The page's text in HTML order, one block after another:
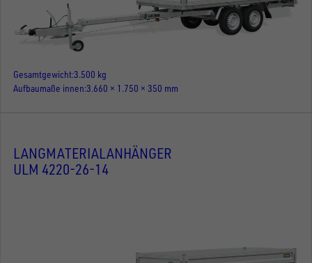
Gesamtgewicht3.500 kg
Aufbaumaße innen 3.660 × 1.750 × 350 mm
LANGMATERIALANHÄNGER
ULM 4220-26-14